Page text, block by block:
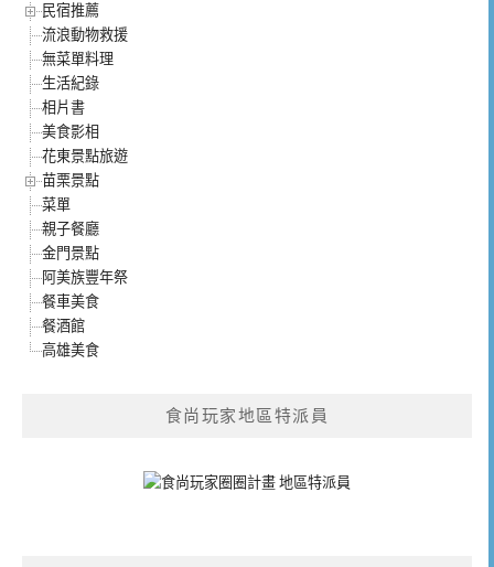
民宿推薦
流浪動物救援
無菜單料理
生活紀錄
相片書
美食影相
花東景點旅遊
苗栗景點
菜單
親子餐廳
金門景點
阿美族豐年祭
餐車美食
餐酒館
高雄美食
食尚玩家地區特派員